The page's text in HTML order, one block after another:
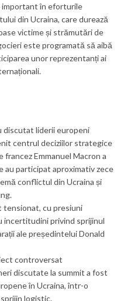
important în eforturile
din Ucraina, care durează
victime și strămutări de
este programată să aibă
unor reprezentanți ai
discutat liderii europeni
centrul deciziilor strategice
Emmanuel Macron a
au participat aproximativ zece
conflictul din Ucraina și
cu presiuni
incertitudini privind sprijinul
ale președintelui Donald
controversat
discutate la summit a fost
în Ucraina, într-o
logistic.